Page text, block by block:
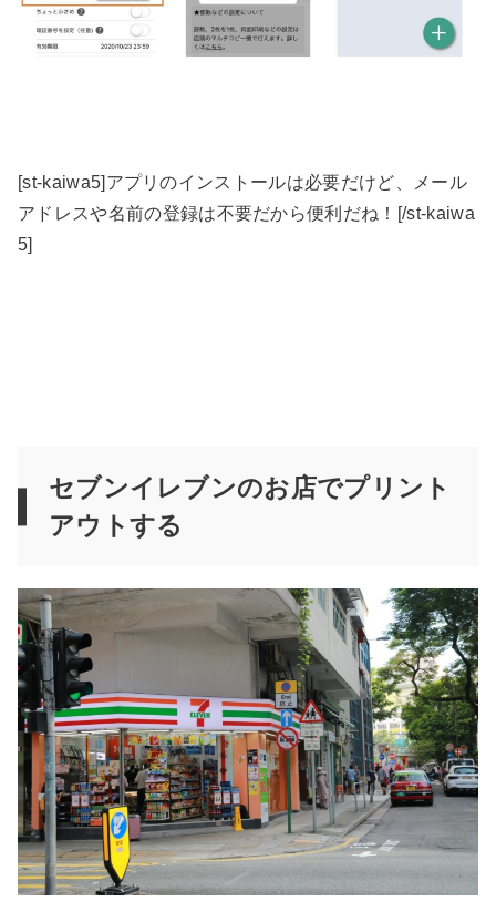
[st-kaiwa5]アプリのインストールは必要だけど、メール
アドレスや名前の登録は不要だから便利だね！[/st-kaiwa
5]
セブンイレブンのお店でプリント
アウトする